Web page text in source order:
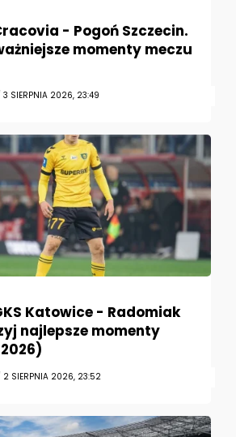
- Pogoń Szczecin.
momenty meczu
3 SIERPNIA 2026, 23:49
Katowice - Radomiak
najlepsze momenty
2 SIERPNIA 2026, 23:52